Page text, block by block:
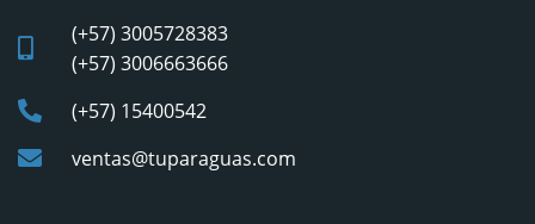
(+57) 3005728383
(+57) 3006663666
(+57) 15400542
ventas@tuparaguas.com